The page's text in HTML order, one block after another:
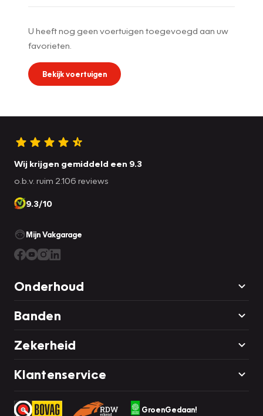
U heeft nog geen voertuigen toegevoegd aan uw
favorieten.
Bekijk voertuigen
Wij krijgen gemiddeld een 9.3
o.b.v. ruim 2.106 reviews
9.3/10
Mijn Vakgarage
Onderhoud
Banden
Zekerheid
Klantenservice
GroenGedaan!